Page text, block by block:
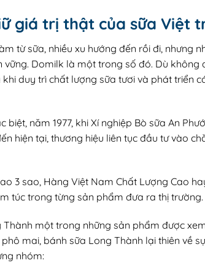
giá trị thật của sữa Việt
từ sữa, nhiều xu hướng đến rồi đi, nhưng
Domilk là một trong số đó. Dù
duy trì chất lượng sữa tươi và phát triển
năm 1977, khi Xí nghiệp Bò sữa An
hiện tại, thương hiệu liên tục đầu tư vào
3 sao, Hàng Việt Nam Chất Lượng Cao
túc trong từng sản phẩm đưa ra thị trường.
một trong những sản phẩm được
mai, bánh sữa Long Thành lại thiên về
nhóm: